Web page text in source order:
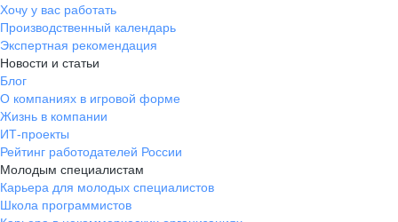
Хочу у вас работать
Производственный календарь
Экспертная рекомендация
Новости и статьи
Блог
О компаниях в игровой форме
Жизнь в компании
ИТ-проекты
Рейтинг работодателей России
Молодым специалистам
Карьера для молодых специалистов
Школа программистов